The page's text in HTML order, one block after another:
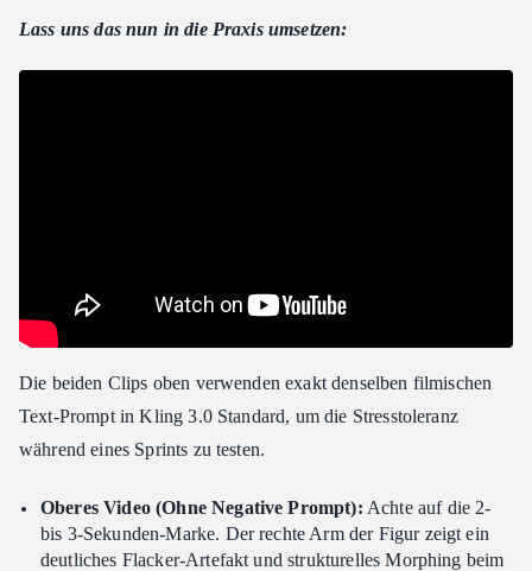
Lass uns das nun in die Praxis umsetzen:
Die beiden Clips oben verwenden exakt denselben filmischen
Text-Prompt in Kling 3.0 Standard, um die Stresstoleranz
während eines Sprints zu testen.
Oberes Video (Ohne Negative Prompt): Achte auf die 2-
bis 3-Sekunden-Marke. Der rechte Arm der Figur zeigt ein
deutliches Flacker-Artefakt und strukturelles Morphing beim